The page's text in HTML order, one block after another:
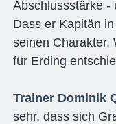
Abschlussstärke -
Dass er Kapitän
seinen Charakter.
für Erding
Trainer Dominik
sehr, dass sich